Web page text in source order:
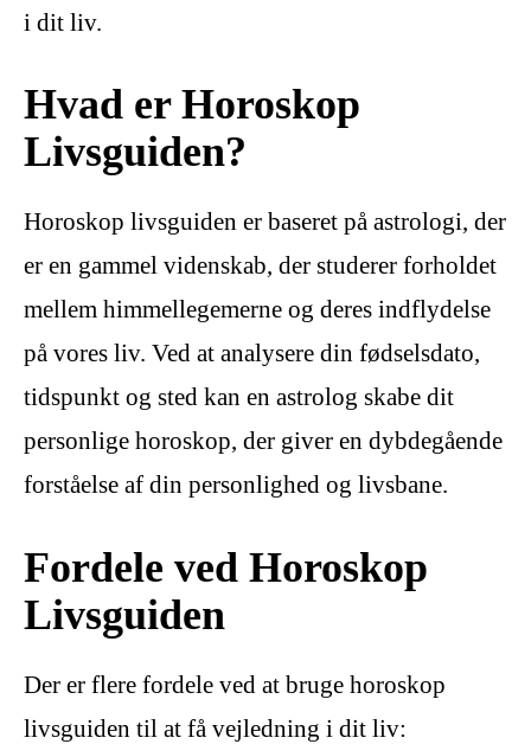
i dit liv.
Hvad er Horoskop
Livsguiden?
Horoskop livsguiden er baseret på astrologi, der
er en gammel videnskab, der studerer forholdet
mellem himmellegemerne og deres indflydelse
på vores liv. Ved at analysere din fødselsdato,
tidspunkt og sted kan en astrolog skabe dit
personlige horoskop, der giver en dybdegående
forståelse af din personlighed og livsbane.
Fordele ved Horoskop
Livsguiden
Der er flere fordele ved at bruge horoskop
livsguiden til at få vejledning i dit liv: